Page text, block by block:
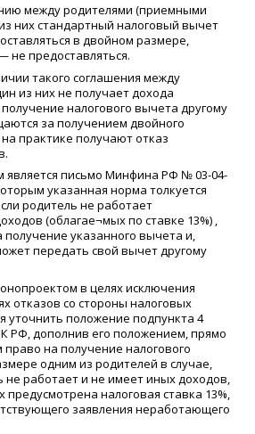
между родителями (приемными
них стандартный налоговый вычет
в двойном размере,
не предоставляться.
такого соглашения между
из них не получает дохода
налогового вычета другому
за получением двойного
практике получают отказ
является письмо Минфина РФ № 03-04-
указанная норма толкуется
родитель не работает
(облагае¬мых по ставке 13%) ,
указанного вычета и,
передать свой вычет другому
в целях исключения
отказов со стороны налоговых
уточнить положение подпункта 4
РФ, дополнив его положением, прямо
на получение налогового
одним из родителей в случае,
не работает и не имеет иных доходов,
налоговая ставка 13%,
заявления неработающего